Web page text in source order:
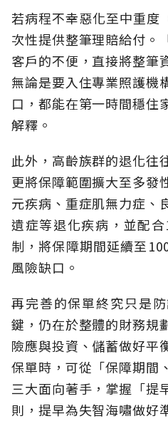
若病程不幸惡化至中重度
次性提供整筆理賠給付。
客戶的不便，直接將整筆
無論是要入住專業照護機
口，都能在第一時間穩住
解釋。
此外，高齡族群的退化往
更將保障範圍擴大至多發
元疾病、重症肌無力症、
遺症等退化疾病，並配
制，將保障期間延續至
風險缺口。
再完善的保單終究只是
鍵，仍在於整體的財務規
險應與投資、儲蓄做好平
保單時，可從「保障期間
三大面向著手，掌握「提
則，提早為失智海嘯做好